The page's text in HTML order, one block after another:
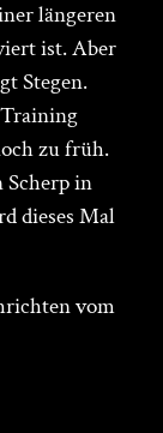
längeren
ist. Aber
Stegen.
zu früh.
Scherp in
dieses Mal
vom